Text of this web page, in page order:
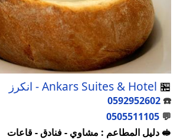
🏪 Ankars Suites & Hotel - انكرز
☎️
0592952602
💬
0505511105
🥪 دليل المطاعم : مشاوي - فنادق - قاعات